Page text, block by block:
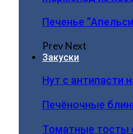
Печенье
PrevNext
Закуски
Нут с антипасти
Печёночные
Томатные тосты